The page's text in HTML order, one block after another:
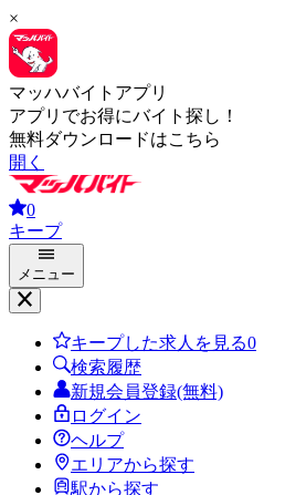
×
マッハバイトアプリ
アプリでお得にバイト探し！
無料ダウンロードはこちら
開く
0
キープ
メニュー
キープした求人を見る0
検索履歴
新規会員登録(無料)
ログイン
ヘルプ
エリアから探す
駅から探す